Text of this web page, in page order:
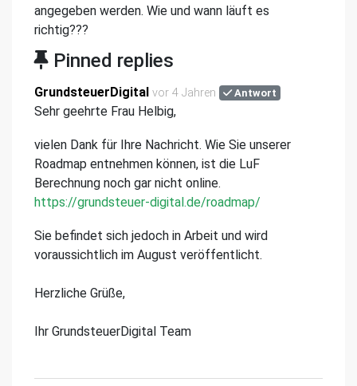
angegeben werden. Wie und wann läuft es
richtig???
Pinned replies
GrundsteuerDigital vor 4 Jahren Antwort
Sehr geehrte Frau Helbig,
vielen Dank für Ihre Nachricht. Wie Sie unserer
Roadmap entnehmen können, ist die LuF
Berechnung noch gar nicht online.
https://grundsteuer-digital.de/roadmap/
Sie befindet sich jedoch in Arbeit und wird
voraussichtlich im August veröffentlicht.
Herzliche Grüße,
Ihr GrundsteuerDigital Team